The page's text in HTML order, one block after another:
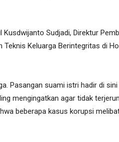
Sudjadi, Direktur
Keluarga Berintegritas di
Pasangan suami istri hadir di
mengingatkan agar tidak
beberapa kasus korupsi